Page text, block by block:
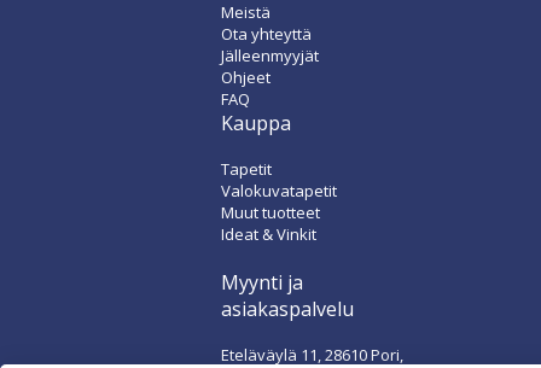
Meistä
Ota yhteyttä
Jälleenmyyjät
Ohjeet
FAQ
Kauppa
Tapetit
Valokuvatapetit
Muut tuotteet
Ideat & Vinkit
Myynti ja
asiakaspalvelu
Eteläväylä 11, 28610 Pori,